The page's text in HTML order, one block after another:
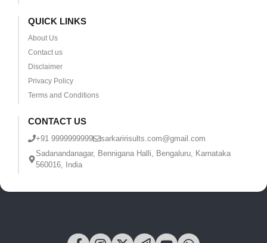
QUICK LINKS
About Us
Contact us
Disclaimer
Privacy Policy
Terms and Conditions
CONTACT US
+91 9999999999
sarkaririsults.com@gmail.com
Sadanandanagar, Bennigana Halli, Bengaluru, Karnataka
560016, India